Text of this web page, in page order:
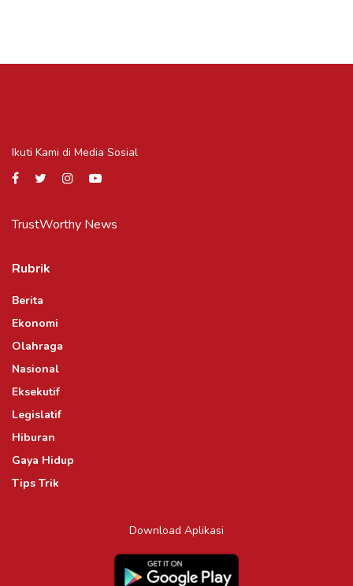
Ikuti Kami di Media Sosial
TrustWorthy News
Rubrik
Berita
Ekonomi
Olahraga
Nasional
Eksekutif
Legislatif
Hiburan
Gaya Hidup
Tips Trik
Download Aplikasi